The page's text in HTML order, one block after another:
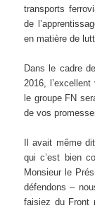
transports
de
en matière de
Dans le cadre
2016,
le groupe FN
de vos
Il avait même
qui c’est bien
Monsieur le
défendons –
faisiez du Front